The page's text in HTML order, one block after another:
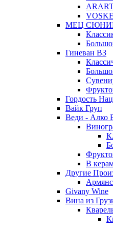
МЕЦ
Гиневан ВЗ
Гордость
Вайк Груп
Веди - Алко
В
Другие
Givany Wine
Вина из